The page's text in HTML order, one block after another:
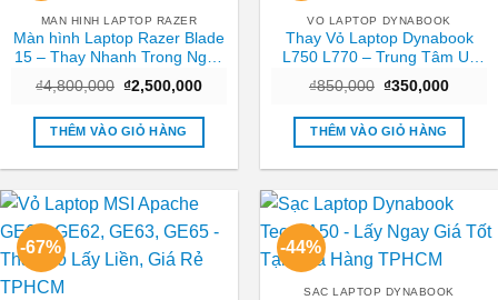
MAN HINH LAPTOP RAZER
Màn hình Laptop Razer Blade
15 – Thay Nhanh Trong Ngày
TPHCM
₫4,800,000 Giá
là:
₫4,800,000.
₫2,500,000Giá
tại
₫2,500,000.
THÊM VÀO GIỎ HÀNG
VO LAPTOP DYNABOOK
Thay Vỏ Laptop Dynabook
L750 L770 – Trung Tâm Uy
Tín Gần Nhất TPHCM
₫850,000 Giá
là:
₫850,000.
₫350,000Giá
tại
THÊM VÀO GIỎ HÀNG
-67% -44%
SAC LAPTOP DYNABOOK